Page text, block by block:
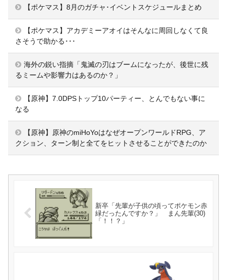
【ポケマス】8月のガチャ･イベントスケジュールまとめ
【ポケマス】アカデミーアオイはそんなに周回しなくて良
さそうで助かる･･･
海外の鋭い指摘「鬼滅の刃はブームになったが、後世に残
るミームや影響力はあるのか？」
【原神】7.0DPSトップ10パーティー、とんでもない事に
なる
【原神】原神のmiHoYoはなぜオープンワールドRPG、ア
クション、ターン制と全てをヒットさせることができたのか
新卒「先輩が子供の頃ってポケモン赤
緑だったんですか？」 まん先輩(30)
「！！？」